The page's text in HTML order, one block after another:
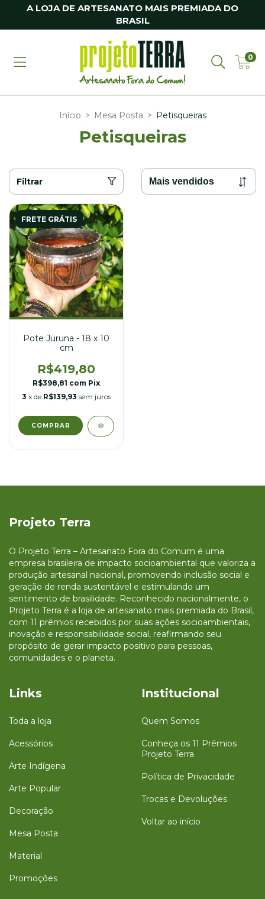
A LOJA DE ARTESANATO MAIS PREMIADA DO
BRASIL
0
Início > Mesa Posta > Petisqueiras
Petisqueiras
Filtrar
FRETE GRÁTIS
Pote Juruna - 18 x 10
cm
R$419,80
R$398,81 com Pix
3 x de R$139,93 sem juros
Projeto Terra
O Projeto Terra – Artesanato Fora do Comum é uma
empresa brasileira de impacto socioambiental que valoriza a
produção artesanal nacional, promovendo inclusão social e
geração de renda sustentável e estimulando um
sentimento de brasilidade. Reconhecido nacionalmente, o
Projeto Terra é a loja de artesanato mais premiada do Brasil,
com 11 prêmios recebidos por suas ações socioambientais,
inovação e responsabilidade social, reafirmando seu
propósito de gerar impacto positivo para pessoas,
comunidades e o planeta.
Links
Toda a loja
Acessórios
Arte Indígena
Arte Popular
Decoração
Mesa Posta
Material
Promoções
Institucional
Quem Somos
Conheça os 11 Prêmios
Projeto Terra
Política de Privacidade
Trocas e Devoluções
Voltar ao início